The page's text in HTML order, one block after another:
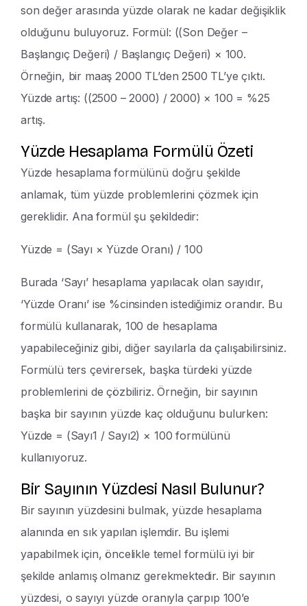
son değer arasında yüzde olarak ne kadar değişiklik
olduğunu buluyoruz. Formül: ((Son Değer –
Başlangıç Değeri) / Başlangıç Değeri) × 100.
Örneğin, bir maaş 2000 TL’den 2500 TL’ye çıktı.
Yüzde artış: ((2500 – 2000) / 2000) × 100 = %25
artış.
Yüzde Hesaplama Formülü Özeti
Yüzde hesaplama formülünü doğru şekilde
anlamak, tüm yüzde problemlerini çözmek için
gereklidir. Ana formül şu şekildedir:
Yüzde = (Sayı × Yüzde Oranı) / 100
Burada ‘Sayı’ hesaplama yapılacak olan sayıdır,
‘Yüzde Oranı’ ise %cinsinden istediğimiz orandır. Bu
formülü kullanarak, 100 de hesaplama
yapabileceğiniz gibi, diğer sayılarla da çalışabilirsiniz.
Formülü ters çevirersek, başka türdeki yüzde
problemlerini de çözbiliriz. Örneğin, bir sayının
başka bir sayının yüzde kaç olduğunu bulurken:
Yüzde = (Sayı1 / Sayı2) × 100 formülünü
kullanıyoruz.
Bir Sayının Yüzdesi Nasıl Bulunur?
Bir sayının yüzdesini bulmak, yüzde hesaplama
alanında en sık yapılan işlemdir. Bu işlemi
yapabilmek için, öncelikle temel formülü iyi bir
şekilde anlamış olmanız gerekmektedir. Bir sayının
yüzdesi, o sayıyı yüzde oranıyla çarpıp 100’e